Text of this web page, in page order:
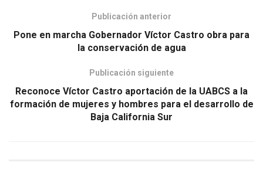
Publicación anterior
Pone en marcha Gobernador Víctor Castro obra para
la conservación de agua
Publicación siguiente
Reconoce Víctor Castro aportación de la UABCS a la
formación de mujeres y hombres para el desarrollo de
Baja California Sur